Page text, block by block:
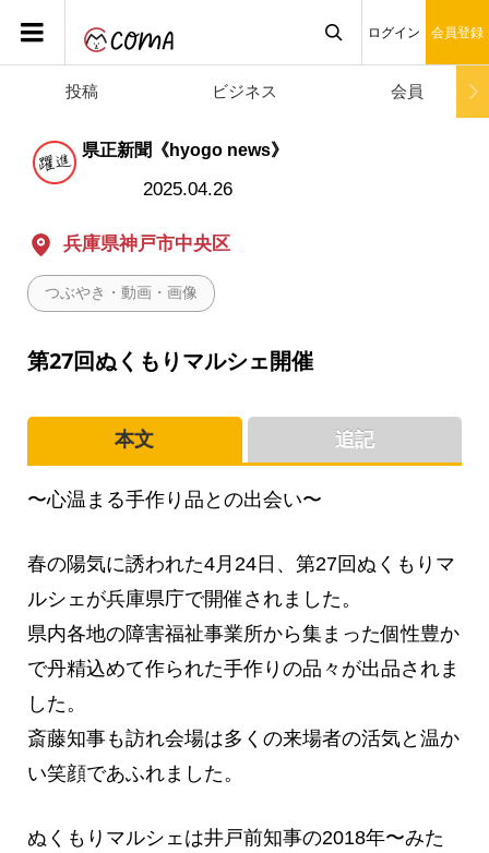
ログイン 会員登録
投稿 ビジネス 会員
県正新聞《hyogo news》
2025.04.26
兵庫県神戸市中央区
つぶやき・動画・画像
第27回ぬくもりマルシェ開催
本文
〜心温まる手作り品との出会い〜
春の陽気に誘われた4月24日、第27回ぬくもりマ
ルシェが兵庫県庁で開催されました。
県内各地の障害福祉事業所から集まった個性豊か
で丹精込めて作られた手作りの品々が出品されま
した。
斎藤知事も訪れ会場は多くの来場者の活気と温か
い笑顔であふれました。
ぬくもりマルシェは井戸前知事の2018年〜みた
追記